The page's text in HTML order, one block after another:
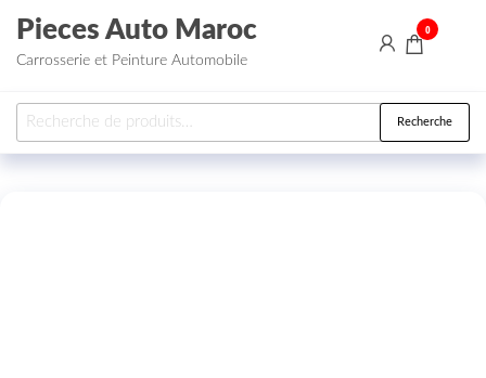
Aller au contenu
Pieces Auto Maroc
Carrosserie et Peinture Automobile
0
Recherche pour : Recherche